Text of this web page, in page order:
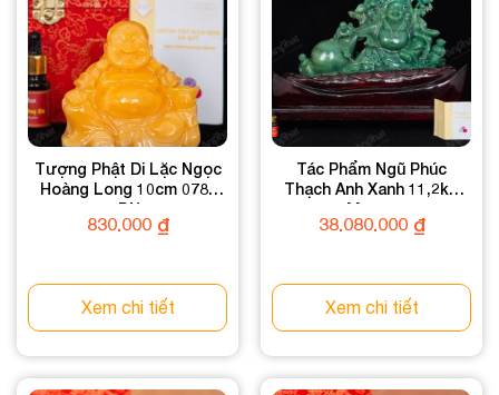
Tượng Phật Di Lặc Ngọc
Hoàng Long 10cm 078-
049DN-10
830.000₫
Xem chi tiết
Tác Phẩm Ngũ Phúc
Thạch Anh Xanh 11,2kg
M0001
38.080.000₫
Xem chi tiết